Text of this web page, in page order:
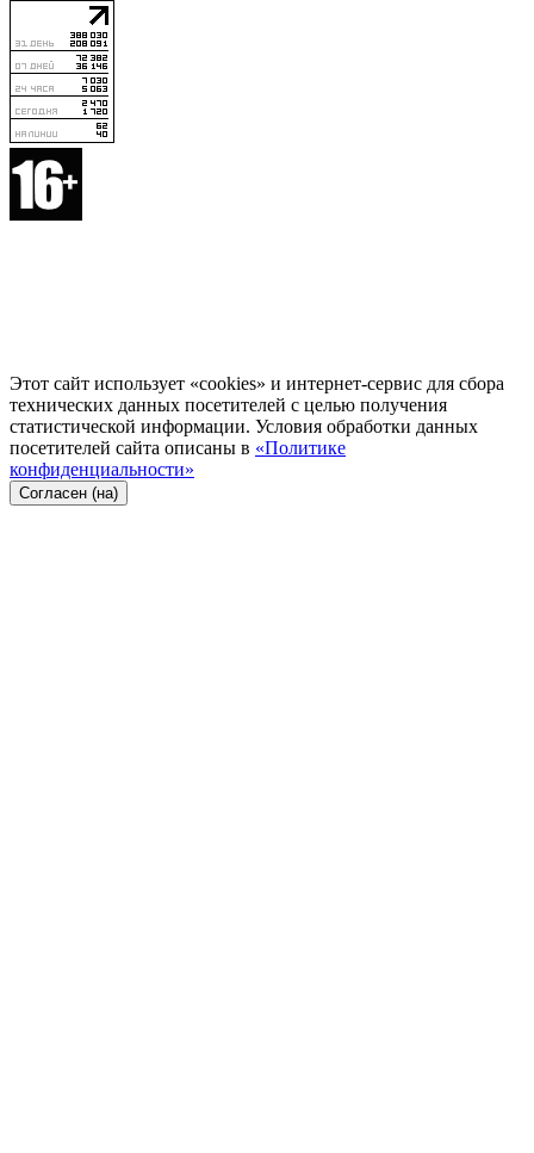
Этот сайт использует «cookies» и интернет-сервис для сбора
технических данных посетителей с целью получения
статистической информации. Условия обработки данных
посетителей сайта описаны в «Политике
конфиденциальности»
Согласен (на)